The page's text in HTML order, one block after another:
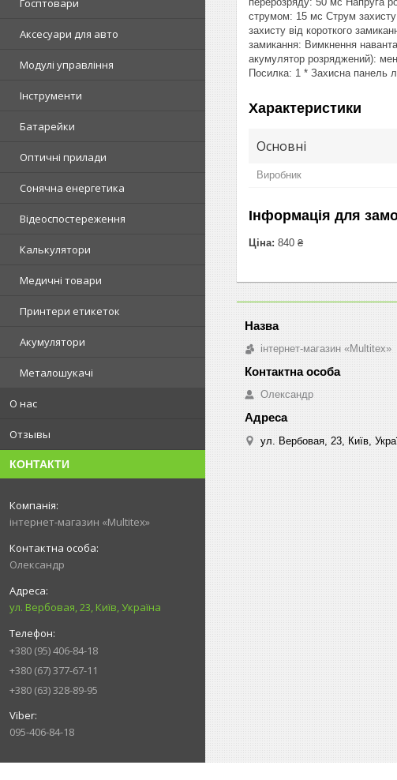
Госптовари
Аксесуари для авто
Модулі управління
Інструменти
Батарейки
Оптичні прилади
Сонячна енергетика
Відеоспостереження
Калькулятори
Медичні товари
Принтери етикеток
Акумулятори
Металошукачі
О нас
Отзывы
КОНТАКТИ
інтернет-магазин «Multitex»
Олександр
ул. Вербовая, 23, Київ, Україна
+380 (95) 406-84-18
+380 (67) 377-67-11
+380 (63) 328-89-95
095-406-84-18
струмом: 15 мс Струм
захисту від короткого
замикання: Вимкнення
акумулятор розряджений):
Посилка: 1 * Захисна панель
Характеристики
Основні
Виробник
Інформація для
Ціна: 840 ₴
інтернет-магазин «Multitex»
Олександр
ул. Вербовая, 23, Київ,